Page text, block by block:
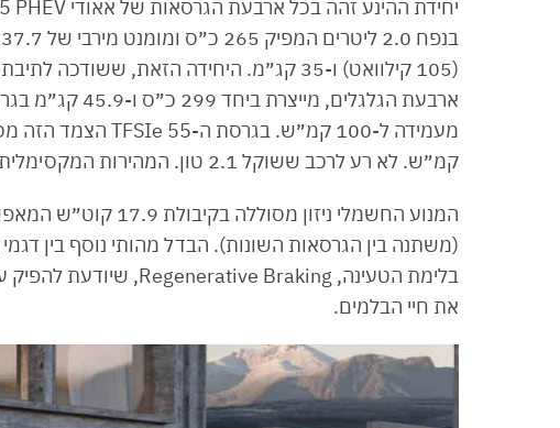
קמ״ש. לא רע לרכב ששוקל 2.1 טון. המהירות המקסימלית מוגבלת ל-239 קמ״ש בכל הגרסאות.
(משתנה בין הגרסאות השונות). הבדל מהותי נוסף בין
את חיי הבלמים.